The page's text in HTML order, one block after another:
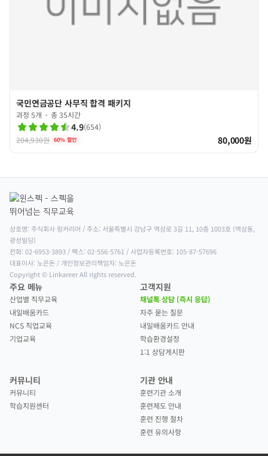
국민연금공단 사무직 합격 패키지
과정 5개 총 35시간
4.9(654)
204,930원 60% 할인 80,000원
상호명: 주식회사 링커리어 / 주소: 서울특별시 강남구 역삼로 3길 11, 10층 1003호 (역삼동,
광성빌딩)
전화: 02-6953-3893 / 팩스: 02-556-5761 / 사업자등록번호: 105-87-57696
대표이사: 노은돈 / 개인정보관리책임자: 노은돈
Copyright © Linkareer All rights reserved.
주요 메뉴
산업별 직무교육
내일배움카드
NCS 직업교육
기업교육
고객지원
채널톡 상담 (즉시 응답)
자주 묻는 질문
내일배움카드 안내
학습환경설정
1:1 상담게시판
커뮤니티
커뮤니티
학습지원센터
기관 안내
훈련기관 소개
훈련제도 안내
훈련 진행 절차
훈련 유의사항